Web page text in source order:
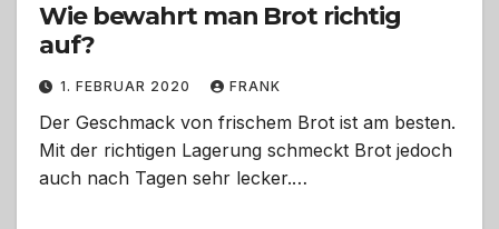
Wie bewahrt man Brot richtig
auf?
1. FEBRUAR 2020 FRANK
Der Geschmack von frischem Brot ist am besten.
Mit der richtigen Lagerung schmeckt Brot jedoch
auch nach Tagen sehr lecker.…